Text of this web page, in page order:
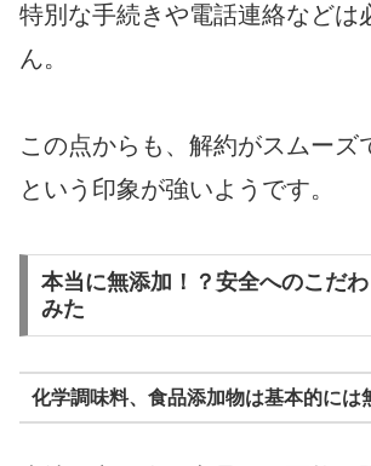
特別な手続きや電話連絡などは
ん。
この点からも、解約がスムーズ
という印象が強いようです。
本当に無添加！？安全へのこだ
みた
化学調味料、食品添加物は基本的には